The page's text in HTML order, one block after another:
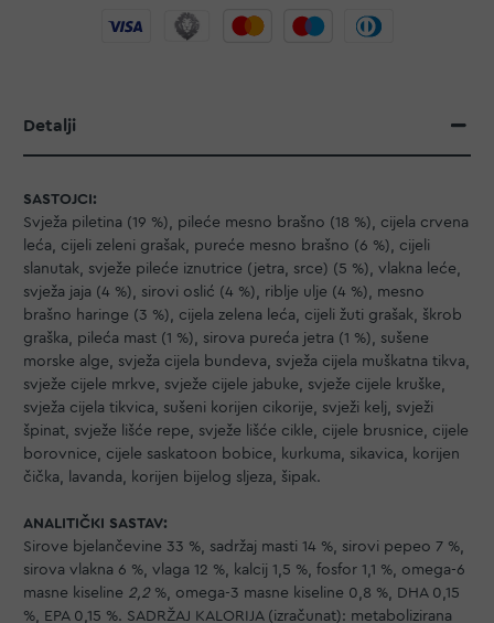
Detalji
SASTOJCI:
Svježa piletina (19 %), pileće mesno brašno (18 %), cijela crvena
leća, cijeli zeleni grašak, pureće mesno brašno (6 %), cijeli
slanutak, svježe pileće iznutrice (jetra, srce) (5 %), vlakna leće,
svježa jaja (4 %), sirovi oslić (4 %), riblje ulje (4 %), mesno
brašno haringe (3 %), cijela zelena leća, cijeli žuti grašak, škrob
graška, pileća mast (1 %), sirova pureća jetra (1 %), sušene
morske alge, svježa cijela bundeva, svježa cijela muškatna tikva,
svježe cijele mrkve, svježe cijele jabuke, svježe cijele kruške,
svježa cijela tikvica, sušeni korijen cikorije, svježi kelj, svježi
špinat, svježe lišće repe, svježe lišće cikle, cijele brusnice, cijele
borovnice, cijele saskatoon bobice, kurkuma, sikavica, korijen
čička, lavanda, korijen bijelog sljeza, šipak.
ANALITIČKI SASTAV:
Sirove bjelančevine 33 %, sadržaj masti 14 %, sirovi pepeo 7 %,
sirova vlakna 6 %, vlaga 12 %, kalcij 1,5 %, fosfor 1,1 %, omega-6
masne kiseline 2,2%, omega-3 masne kiseline 0,8 %, DHA 0,15
%, EPA 0,15 %. SADRŽAJ KALORIJA (izračunat): metabolizirana